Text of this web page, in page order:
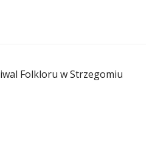
Folkloru w Strzegomiu